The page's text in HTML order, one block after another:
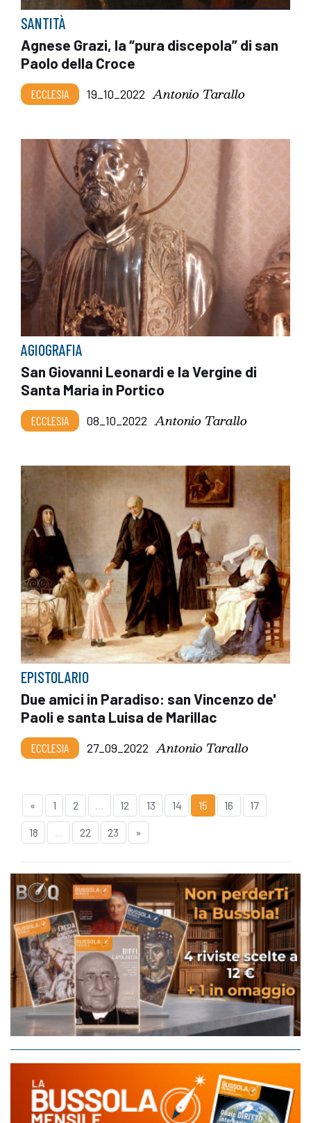
SANTITÀ
Agnese Grazi, la “pura discepola” di san
Paolo della Croce
ECCLESIA 19_10_2022 Antonio Tarallo
AGIOGRAFIA
San Giovanni Leonardi e la Vergine di
Santa Maria in Portico
ECCLESIA 08_10_2022 Antonio Tarallo
EPISTOLARIO
Due amici in Paradiso: san Vincenzo de'
Paoli e santa Luisa de Marillac
ECCLESIA 27_09_2022 Antonio Tarallo
« 1 2 ... 12 13 14 15 16 17
18 ... 22 23 »